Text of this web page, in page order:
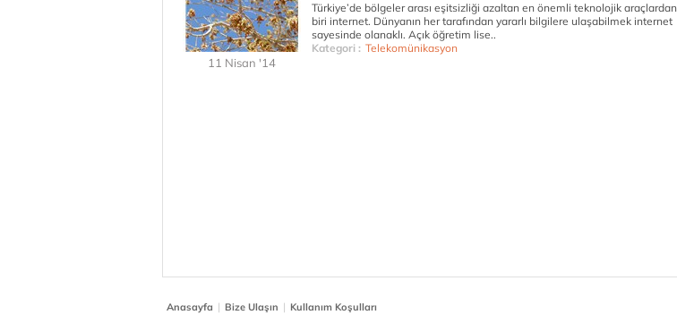
11 Nisan '14
Türkiye’de bölgeler arası eşitsizliği azaltan en önemli teknolojik araçlardan
biri internet. Dünyanın her tarafından yararlı bilgilere ulaşabilmek internet
sayesinde olanaklı. Açık öğretim lise..
Kategori : Telekomünikasyon
Anasayfa | Bize Ulaşın | Kullanım Koşulları